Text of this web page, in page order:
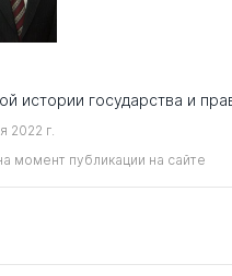
истории государства и
2022 г.
момент публикации на сайте